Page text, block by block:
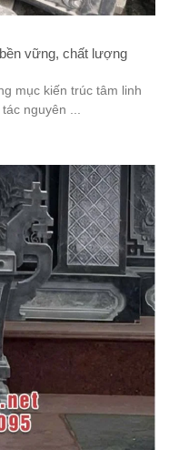
vững, chất lượng
mục kiến trúc tâm linh
nguyên ...